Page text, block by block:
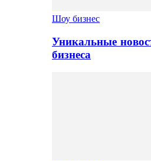
Шоу бизнес
Уникальные
бизнеса